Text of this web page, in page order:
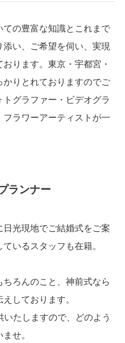
ての豊富な知識とこれまで
い、ご希望を伺い、実現
ります。東京・宇都宮・
りとれておりますのでご
グラファー・ビデオグラ
ラワーアーティストが一
ランナー
光現地でご結婚式をご案
いるスタッフも在籍。
ろんのこと、神前式なら
しております。
たしますので、どのよう
せ。